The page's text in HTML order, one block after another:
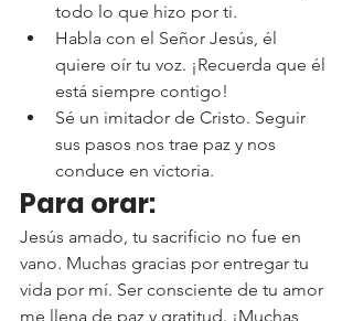
todo lo que hizo por ti.
Habla con el Señor Jesús, él
quiere oír tu voz. ¡Recuerda que él
está siempre contigo!
Sé un imitador de Cristo. Seguir
sus pasos nos trae paz y nos
conduce en victoria.
Para orar:
Jesús amado, tu sacrificio no fue en
vano. Muchas gracias por entregar tu
vida por mí. Ser consciente de tu amor
me llena de paz y gratitud. ¡Muchas